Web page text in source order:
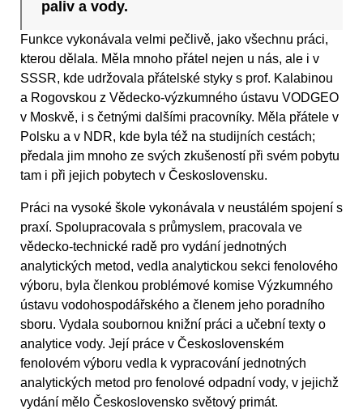
paliv a vody.
Funkce vykonávala velmi pečlivě, jako všechnu práci,
kterou dělala. Měla mnoho přátel nejen u nás, ale i v
SSSR, kde udržovala přátelské styky s prof. Kalabinou
a Rogovskou z Vědecko-výzkumného ústavu VODGEO
v Moskvě, i s četnými dalšími pracovníky. Měla přátele v
Polsku a v NDR, kde byla též na studijních cestách;
předala jim mnoho ze svých zkušeností při svém pobytu
tam i při jejich pobytech v Československu.
Práci na vysoké škole vykonávala v neustálém spojení s
praxí. Spolupracovala s průmyslem, pracovala ve
vědecko-technické radě pro vydání jednotných
analytických metod, vedla analytickou sekci fenolového
výboru, byla členkou problémové komise Výzkumného
ústavu vodohospodářského a členem jeho poradního
sboru. Vydala soubornou knižní práci a učební texty o
analytice vody. Její práce v Československém
fenolovém výboru vedla k vypracování jednotných
analytických metod pro fenolové odpadní vody, v jejichž
vydání mělo Československo světový primát.